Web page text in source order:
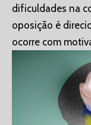
dificuldades na
oposição é
ocorre com